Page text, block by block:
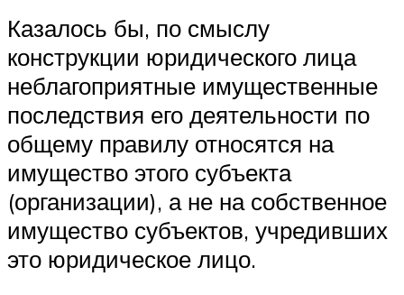
Казалось бы, по смыслу
конструкции юридического лица
неблагоприятные имущественные
последствия его деятельности по
общему правилу относятся на
имущество этого субъекта
(организации), а не на собственное
имущество субъектов, учредивших
это юридическое лицо.